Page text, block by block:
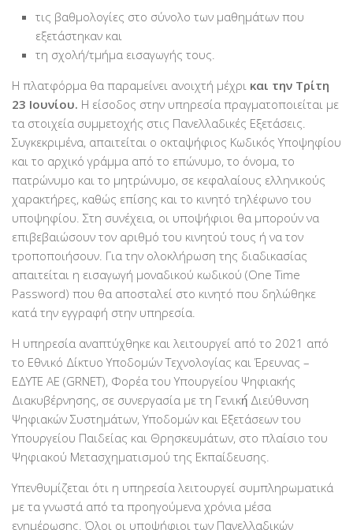
τις βαθμολογίες στο σύνολο των μαθημάτων που
εξετάστηκαν και
τη σχολή/τμήμα εισαγωγής τους.
Η πλατφόρμα θα παραμείνει ανοιχτή μέχρι και την Τρίτη
23 Ιουνίου. Η είσοδος στην υπηρεσία πραγματοποιείται με
τα στοιχεία συμμετοχής στις Πανελλαδικές Εξετάσεις.
Συγκεκριμένα, απαιτείται ο οκταψήφιος Κωδικός Υποψηφίου
και το αρχικό γράμμα από το επώνυμο, το όνομα, το
πατρώνυμο και το μητρώνυμο, σε κεφαλαίους ελληνικούς
χαρακτήρες, καθώς επίσης και το κινητό τηλέφωνο του
υποψηφίου. Στη συνέχεια, οι υποψήφιοι θα μπορούν να
επιβεβαιώσουν τον αριθμό του κινητού τους ή να τον
τροποποιήσουν. Για την ολοκλήρωση της διαδικασίας
απαιτείται η εισαγωγή μοναδικού κωδικού (One Time
Password) που θα αποσταλεί στο κινητό που δηλώθηκε
κατά την εγγραφή στην υπηρεσία.
Η υπηρεσία αναπτύχθηκε και λειτουργεί από το 2021 από
το Εθνικό Δίκτυο Υποδομών Τεχνολογίας και Έρευνας –
ΕΔΥΤΕ ΑΕ (GRNET), Φορέα του Υπουργείου Ψηφιακής
Διακυβέρνησης, σε συνεργασία με τη Γενική́ Διεύθυνση
Ψηφιακών Συστημάτων, Υποδομών και Εξετάσεων του
Υπουργείου Παιδείας και Θρησκευμάτων, στο πλαίσιο του
Ψηφιακού Μετασχηματισμού της Εκπαίδευσης.
Υπενθυμίζεται ότι η υπηρεσία λειτουργεί συμπληρωματικά
με τα γνωστά από τα προηγούμενα χρόνια μέσα
ενημέρωσης. Όλοι οι υποψήφιοι των Πανελλαδικών